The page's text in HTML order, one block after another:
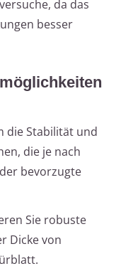
da das
besser
die Stabilität und
die je nach
bevorzugte
Sie robuste
Dicke von